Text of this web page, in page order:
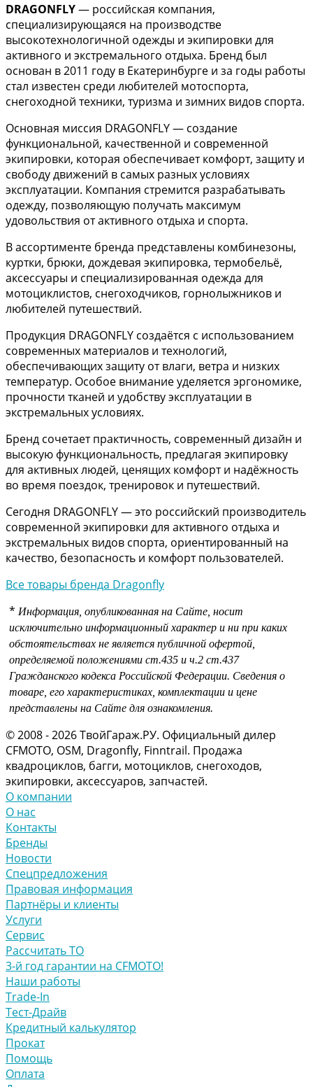
DRAGONFLY— российская компания,
специализирующаяся на производстве
высокотехнологичной одежды и экипировки для
активного и экстремального отдыха. Бренд был
основан в 2011 году в Екатеринбурге и за годы работы
стал известен среди любителей мотоспорта,
снегоходной техники, туризма и зимних видов спорта.
Основная миссия DRAGONFLY — создание
функциональной, качественной и современной
экипировки, которая обеспечивает комфорт, защиту и
свободу движений в самых разных условиях
эксплуатации. Компания стремится разрабатывать
одежду, позволяющую получать максимум
удовольствия от активного отдыха и спорта.
В ассортименте бренда представлены комбинезоны,
куртки, брюки, дождевая экипировка, термобельё,
аксессуары и специализированная одежда для
мотоциклистов, снегоходчиков, горнолыжников и
любителей путешествий.
Продукция DRAGONFLY создаётся с использованием
современных материалов и технологий,
обеспечивающих защиту от влаги, ветра и низких
температур. Особое внимание уделяется эргономике,
прочности тканей и удобству эксплуатации в
экстремальных условиях.
Бренд сочетает практичность, современный дизайн и
высокую функциональность, предлагая экипировку
для активных людей, ценящих комфорт и надёжность
во время поездок, тренировок и путешествий.
Сегодня DRAGONFLY — это российский производитель
современной экипировки для активного отдыха и
экстремальных видов спорта, ориентированный на
качество, безопасность и комфорт пользователей.
Все товары бренда Dragonfly
* Информация, опубликованная на Сайте, носит
исключительно информационный характер и ни при каких
обстоятельствах не является публичной офертой,
определяемой положениями ст.435 и ч.2 ст.437
Гражданского кодекса Российской Федерации. Сведения о
товаре, его характеристиках, комплектации и цене
представлены на Сайте для ознакомления.
© 2008 - 2026 ТвойГараж.РУ. Официальный дилер
CFMOTO, OSM, Dragonfly, Finntrail. Продажа
квадроциклов, багги, мотоциклов, снегоходов,
экипировки, аксессуаров, запчастей.
О компании
О нас
Контакты
Бренды
Новости
Спецпредложения
Правовая информация
Партнёры и клиенты
Услуги
Сервис
Рассчитать ТО
3-й год гарантии на CFMOTO!
Наши работы
Trade-In
Тест-Драйв
Кредитный калькулятор
Прокат
Помощь
Оплата